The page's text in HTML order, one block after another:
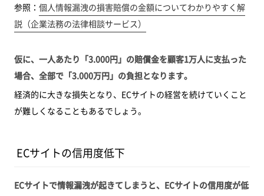
参照： 個人情報漏洩の損害賠償の金額についてわかりやすく解
説（企業法務の法律相談サービス）
仮に、一人あたり「3.000円」の賠償金を顧客1万人に支払った
場合、全部で「3.000万円」の負担となります。
経済的に大きな損失となり、ECサイトの経営を続けていくこと
が難しくなることもあるでしょう。
ECサイトの信用度低下
ECサイトで情報漏洩が起きてしまうと、ECサイトの信用度が低